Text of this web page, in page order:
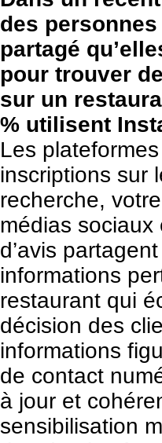
des
partagé
pour trouver
sur un
% utilisent
Les
inscriptions sur
recherche,
médias sociaux
d’avis
informations
restaurant qui
décision des
informations
de contact
à jour et
sensibilisation